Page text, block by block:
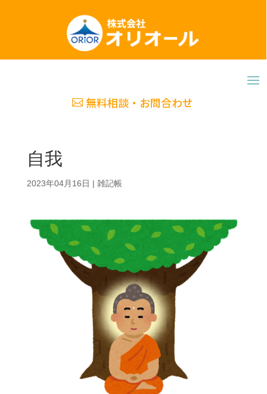
無料相談・お問合わせ
自我
2023年04月16日 | 雑記帳